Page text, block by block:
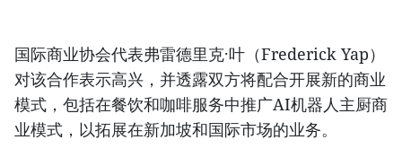
国际商业协会代表弗雷德里克·叶（Frederick Yap）
对该合作表示高兴，并透露双方将配合开展新的商业
模式，包括在餐饮和咖啡服务中推广AI机器人主厨商
业模式，以拓展在新加坡和国际市场的业务。